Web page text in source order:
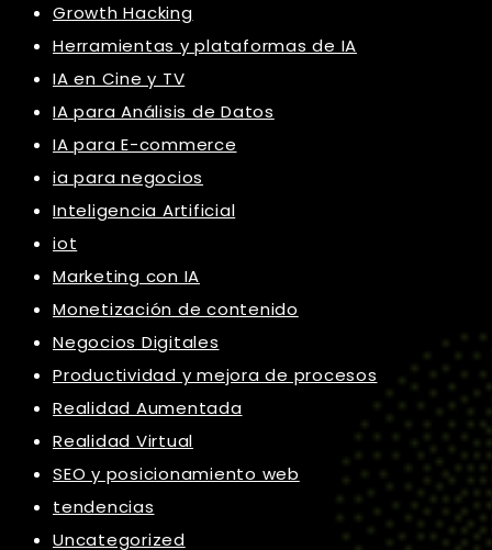
Growth Hacking
Herramientas y plataformas de IA
IA en Cine y TV
IA para Análisis de Datos
IA para E-commerce
ia para negocios
Inteligencia Artificial
iot
Marketing con IA
Monetización de contenido
Negocios Digitales
Productividad y mejora de procesos
Realidad Aumentada
Realidad Virtual
SEO y posicionamiento web
tendencias
Uncategorized